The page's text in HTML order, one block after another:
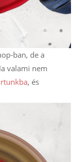
ban, de a
valami nem
, és